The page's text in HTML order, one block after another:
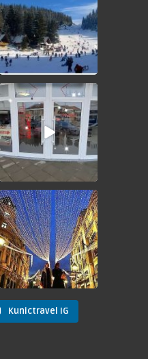
❄️JEDNODNEVNI IZLET❄️
...
🎁 GIVEAWAY - ADVENT BEČ
Nagradno...
🎆 DOČEK NOVE 2025.
GODINE U BEOGRADU
📅...
Kunictravel IG